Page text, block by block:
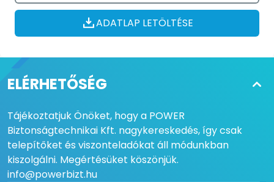
ADATLAP LETÖLTÉSE
ELÉRHETŐSÉG
Tájékoztatjuk Önöket, hogy a POWER
Biztonságtechnikai Kft. nagykereskedés, így csak
telepítőket és viszonteladókat áll módunkban
kiszolgálni. Megértésüket köszönjük.
info@powerbizt.hu